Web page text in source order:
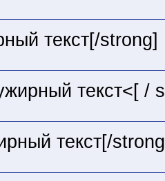
текст[/strong]
текст<[ /
текст[/